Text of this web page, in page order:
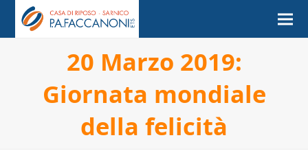
20 Marzo 2019:
Giornata mondiale
della felicità